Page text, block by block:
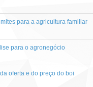
para a agricultura familiar
para o agronegócio
oferta e do preço do boi